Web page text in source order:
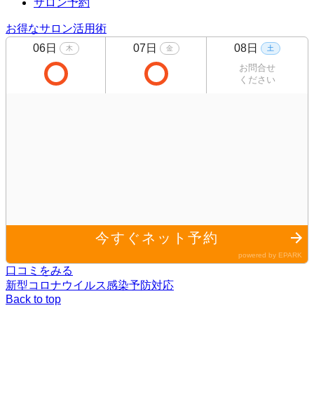
サロン予約
お得なサロン活用術
口コミをみる
新型コロナウイルス感染予防対応
Back to top